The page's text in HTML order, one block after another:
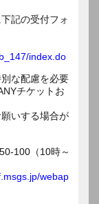
記の受付フォ
index.do
な配慮を必要
チケットお
いする場合が
100（10時～
webap